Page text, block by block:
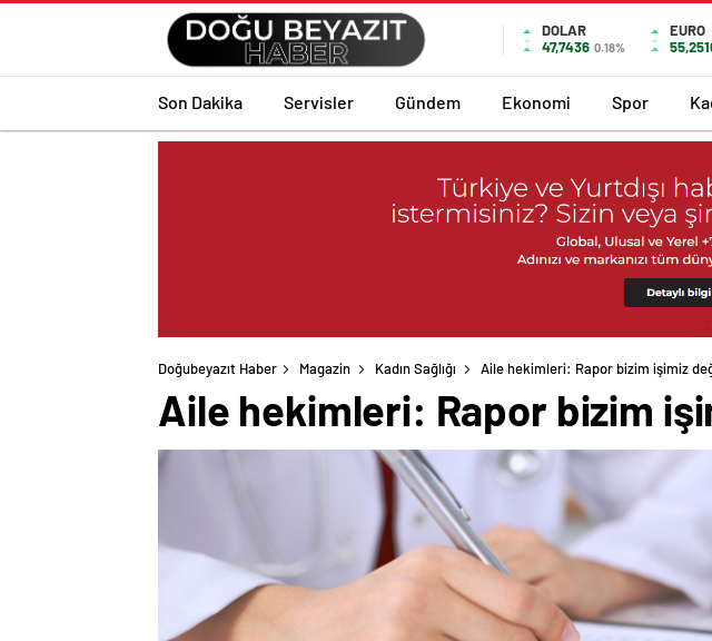
DOLAR
47,7436 0.18%
EURO
Son Dakika Servisler Gündem Ekonomi Spor
Doğubeyazıt Haber Magazin Kadın Sağlığı Aile hekimleri: Rapor bizim işimiz
Aile hekimleri: Rapor bizim